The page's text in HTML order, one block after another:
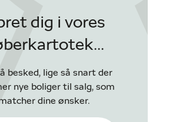
dig i vores
besked, lige så snart der
nye boliger til salg, som
dine ønsker.